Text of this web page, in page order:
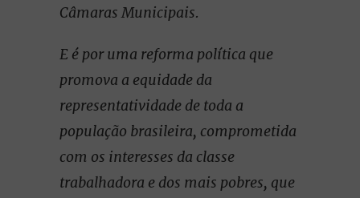
Câmaras Municipais.
E é por uma reforma política que
promova a equidade da
representatividade de toda a
população brasileira, comprometida
com os interesses da classe
trabalhadora e dos mais pobres, que